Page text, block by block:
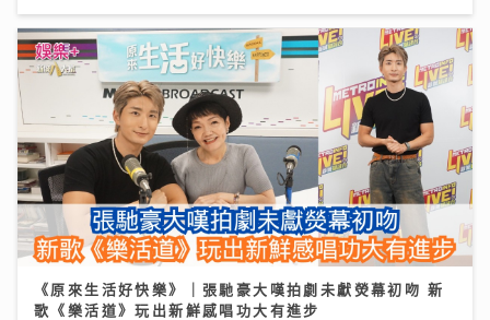
《原來生活好快樂》｜張馳豪大嘆拍劇未獻熒幕初吻 新
歌《樂活道》玩出新鮮感唱功大有進步